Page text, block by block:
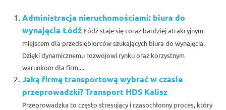
Administracja nieruchomościami: biura do
wynajęcia Łódź Łódź staje się coraz bardziej atrakcyjnym
miejscem dla przedsiębiorców szukających biura do wynajęcia.
Dzięki dynamicznemu rozwojowi rynku oraz korzystnym
warunkom dla firm,...
Jaką firmę transportową wybrać w czasie
przeprowadzki? Transport HDS Kalisz
Przeprowadzka to często stresujący i czasochłonny proces, który